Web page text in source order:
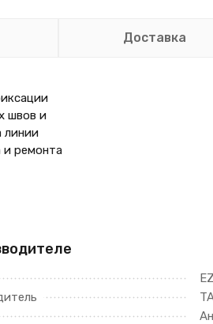
Доставка
швов и
линии
и ремонта